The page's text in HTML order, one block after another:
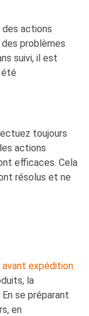
des actions
problèmes
suivi, il est
été
toujours
actions
efficaces. Cela
résolus et ne
expédition
la
se préparant
en